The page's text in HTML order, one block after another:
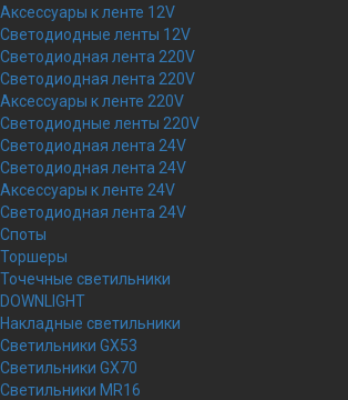
Аксессуары к ленте 12V
Светодиодные ленты 12V
Светодиодная лента 220V
Светодиодная лента 220V
Аксессуары к ленте 220V
Светодиодные ленты 220V
Светодиодная лента 24V
Светодиодная лента 24V
Аксессуары к ленте 24V
Светодиодная лента 24V
Споты
Торшеры
Точечные светильники
DOWNLIGHT
Накладные светильники
Светильники GX53
Светильники GX70
Светильники MR16